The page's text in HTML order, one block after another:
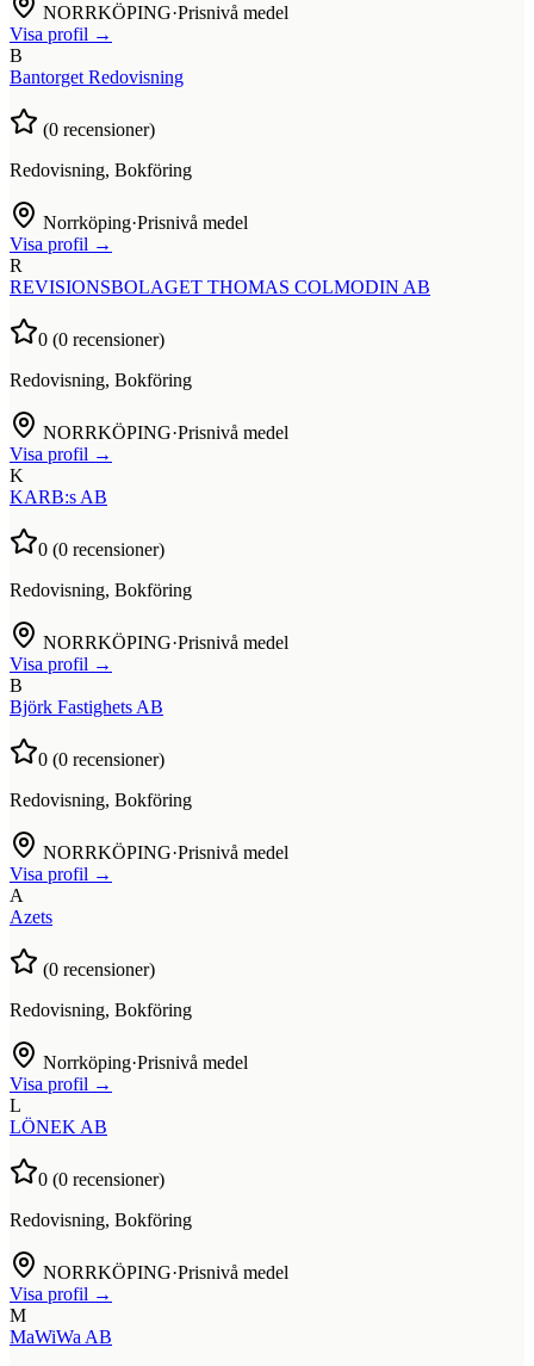
NORRKÖPING·Prisnivå medel
Visa profil →
B
Bantorget Redovisning
(0 recensioner)
Redovisning, Bokföring
Norrköping·Prisnivå medel
Visa profil →
R
REVISIONSBOLAGET THOMAS COLMODIN AB
0 (0 recensioner)
Redovisning, Bokföring
NORRKÖPING·Prisnivå medel
Visa profil →
K
KARB:s AB
0 (0 recensioner)
Redovisning, Bokföring
NORRKÖPING·Prisnivå medel
Visa profil →
B
Björk Fastighets AB
0 (0 recensioner)
Redovisning, Bokföring
NORRKÖPING·Prisnivå medel
Visa profil →
A
Azets
(0 recensioner)
Redovisning, Bokföring
Norrköping·Prisnivå medel
Visa profil →
L
LÖNEK AB
0 (0 recensioner)
Redovisning, Bokföring
NORRKÖPING·Prisnivå medel
Visa profil →
M
MaWiWa AB